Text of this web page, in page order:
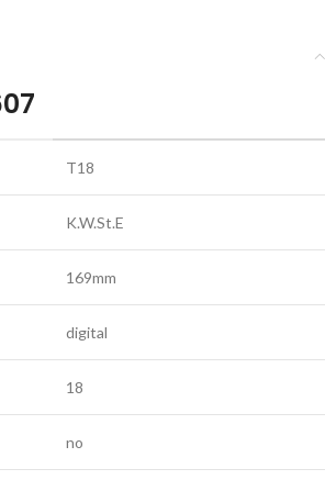
T18
K.W.St.E
169mm
digital
18
no